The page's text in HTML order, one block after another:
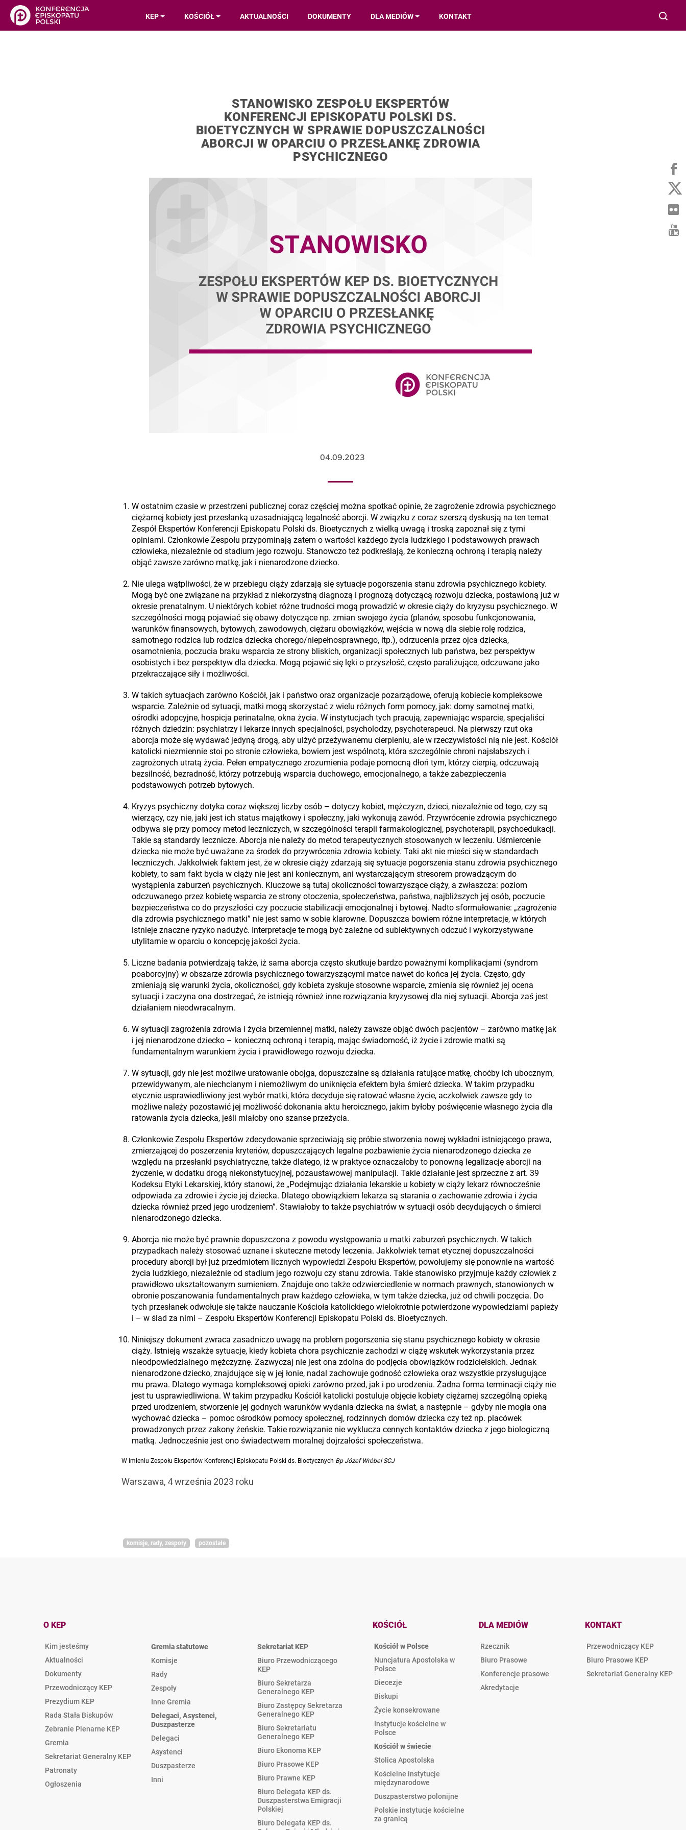
KEP KOŚCIÓŁ AKTUALNOŚCI DOKUMENTY DLA MEDIÓW KONTAKT
STANOWISKO ZESPOŁU EKSPERTÓW
KONFERENCJI EPISKOPATU POLSKI DS.
BIOETYCZNYCH W SPRAWIE DOPUSZCZALNOŚCI
ABORCJI W OPARCIU O PRZESŁANKĘ ZDROWIA
PSYCHICZNEGO
W ostatnim czasie w przestrzeni publicznej coraz częściej można spotkać opinie, że zagrożenie zdrowia psychicznego
ciężarnej kobiety jest przesłanką uzasadniającą legalność aborcji. W związku z coraz szerszą dyskusją na ten temat
Zespół Ekspertów Konferencji Episkopatu Polski ds. Bioetycznych z wielką uwagą i troską zapoznał się z tymi
opiniami. Członkowie Zespołu przypominają zatem o wartości każdego życia ludzkiego i podstawowych prawach
człowieka, niezależnie od stadium jego rozwoju. Stanowczo też podkreślają, że konieczną ochroną i terapią należy
objąć zawsze zarówno matkę, jak i nienarodzone dziecko.
Nie ulega wątpliwości, że w przebiegu ciąży zdarzają się sytuacje pogorszenia stanu zdrowia psychicznego kobiety.
Mogą być one związane na przykład z niekorzystną diagnozą i prognozą dotyczącą rozwoju dziecka, postawioną już w
okresie prenatalnym. U niektórych kobiet różne trudności mogą prowadzić w okresie ciąży do kryzysu psychicznego. W
szczególności mogą pojawiać się obawy dotyczące np. zmian swojego życia (planów, sposobu funkcjonowania,
warunków finansowych, bytowych, zawodowych, ciężaru obowiązków, wejścia w nową dla siebie rolę rodzica,
samotnego rodzica lub rodzica dziecka chorego/niepełnosprawnego, itp.), odrzucenia przez ojca dziecka,
osamotnienia, poczucia braku wsparcia ze strony bliskich, organizacji społecznych lub państwa, bez perspektyw
osobistych i bez perspektyw dla dziecka. Mogą pojawić się lęki o przyszłość, często paraliżujące, odczuwane jako
przekraczające siły i możliwości.
W takich sytuacjach zarówno Kościół, jak i państwo oraz organizacje pozarządowe, oferują kobiecie kompleksowe
wsparcie. Zależnie od sytuacji, matki mogą skorzystać z wielu różnych form pomocy, jak: domy samotnej matki,
ośrodki adopcyjne, hospicja perinatalne, okna życia. W instytucjach tych pracują, zapewniając wsparcie, specjaliści
różnych dziedzin: psychiatrzy i lekarze innych specjalności, psycholodzy, psychoterapeuci. Na pierwszy rzut oka
aborcja może się wydawać jedyną drogą, aby ulżyć przeżywanemu cierpieniu, ale w rzeczywistości nią nie jest. Kościół
katolicki niezmiennie stoi po stronie człowieka, bowiem jest wspólnotą, która szczególnie chroni najsłabszych i
zagrożonych utratą życia. Pełen empatycznego zrozumienia podaje pomocną dłoń tym, którzy cierpią, odczuwają
bezsilność, bezradność, którzy potrzebują wsparcia duchowego, emocjonalnego, a także zabezpieczenia
podstawowych potrzeb bytowych.
Kryzys psychiczny dotyka coraz większej liczby osób – dotyczy kobiet, mężczyzn, dzieci, niezależnie od tego, czy są
wierzący, czy nie, jaki jest ich status majątkowy i społeczny, jaki wykonują zawód. Przywrócenie zdrowia psychicznego
odbywa się przy pomocy metod leczniczych, w szczególności terapii farmakologicznej, psychoterapii, psychoedukacji.
Takie są standardy lecznicze. Aborcja nie należy do metod terapeutycznych stosowanych w leczeniu. Uśmiercenie
dziecka nie może być uważane za środek do przywrócenia zdrowia kobiety. Taki akt nie mieści się w standardach
leczniczych. Jakkolwiek faktem jest, że w okresie ciąży zdarzają się sytuacje pogorszenia stanu zdrowia psychicznego
kobiety, to sam fakt bycia w ciąży nie jest ani koniecznym, ani wystarczającym stresorem prowadzącym do
wystąpienia zaburzeń psychicznych. Kluczowe są tutaj okoliczności towarzyszące ciąży, a zwłaszcza: poziom
odczuwanego przez kobietę wsparcia ze strony otoczenia, społeczeństwa, państwa, najbliższych jej osób, poczucie
bezpieczeństwa co do przyszłości czy poczucie stabilizacji emocjonalnej i bytowej. Nadto sformułowanie: „zagrożenie
dla zdrowia psychicznego matki” nie jest samo w sobie klarowne. Dopuszcza bowiem różne interpretacje, w których
istnieje znaczne ryzyko nadużyć. Interpretacje te mogą być zależne od subiektywnych odczuć i wykorzystywane
utylitarnie w oparciu o koncepcję jakości życia.
Liczne badania potwierdzają także, iż sama aborcja często skutkuje bardzo poważnymi komplikacjami (syndrom
poaborcyjny) w obszarze zdrowia psychicznego towarzyszącymi matce nawet do końca jej życia. Często, gdy
zmieniają się warunki życia, okoliczności, gdy kobieta zyskuje stosowne wsparcie, zmienia się również jej ocena
sytuacji i zaczyna ona dostrzegać, że istnieją również inne rozwiązania kryzysowej dla niej sytuacji. Aborcja zaś jest
działaniem nieodwracalnym.
W sytuacji zagrożenia zdrowia i życia brzemiennej matki, należy zawsze objąć dwóch pacjentów – zarówno matkę jak
i jej nienarodzone dziecko – konieczną ochroną i terapią, mając świadomość, iż życie i zdrowie matki są
fundamentalnym warunkiem życia i prawidłowego rozwoju dziecka.
W sytuacji, gdy nie jest możliwe uratowanie obojga, dopuszczalne są działania ratujące matkę, choćby ich ubocznym,
przewidywanym, ale niechcianym i niemożliwym do uniknięcia efektem była śmierć dziecka. W takim przypadku
etycznie usprawiedliwiony jest wybór matki, która decyduje się ratować własne życie, aczkolwiek zawsze gdy to
możliwe należy pozostawić jej możliwość dokonania aktu heroicznego, jakim byłoby poświęcenie własnego życia dla
ratowania życia dziecka, jeśli miałoby ono szanse przeżycia.
Członkowie Zespołu Ekspertów zdecydowanie sprzeciwiają się próbie stworzenia nowej wykładni istniejącego prawa,
zmierzającej do poszerzenia kryteriów, dopuszczających legalne pozbawienie życia nienarodzonego dziecka ze
względu na przesłanki psychiatryczne, także dlatego, iż w praktyce oznaczałoby to ponowną legalizację aborcji na
życzenie, w dodatku drogą niekonstytucyjnej, pozaustawowej manipulacji. Takie działanie jest sprzeczne z art. 39
Kodeksu Etyki Lekarskiej, który stanowi, że „Podejmując działania lekarskie u kobiety w ciąży lekarz równocześnie
odpowiada za zdrowie i życie jej dziecka. Dlatego obowiązkiem lekarza są starania o zachowanie zdrowia i życia
dziecka również przed jego urodzeniem”. Stawiałoby to także psychiatrów w sytuacji osób decydujących o śmierci
nienarodzonego dziecka.
Aborcja nie może być prawnie dopuszczona z powodu występowania u matki zaburzeń psychicznych. W takich
przypadkach należy stosować uznane i skuteczne metody leczenia. Jakkolwiek temat etycznej dopuszczalności
procedury aborcji był już przedmiotem licznych wypowiedzi Zespołu Ekspertów, powołujemy się ponownie na wartość
życia ludzkiego, niezależnie od stadium jego rozwoju czy stanu zdrowia. Takie stanowisko przyjmuje każdy człowiek z
prawidłowo ukształtowanym sumieniem. Znajduje ono także odzwierciedlenie w normach prawnych, stanowionych w
obronie poszanowania fundamentalnych praw każdego człowieka, w tym także dziecka, już od chwili poczęcia. Do
tych przesłanek odwołuje się także nauczanie Kościoła katolickiego wielokrotnie potwierdzone wypowiedziami papieży
i – w ślad za nimi – Zespołu Ekspertów Konferencji Episkopatu Polski ds. Bioetycznych.
Niniejszy dokument zwraca zasadniczo uwagę na problem pogorszenia się stanu psychicznego kobiety w okresie
ciąży. Istnieją wszakże sytuacje, kiedy kobieta chora psychicznie zachodzi w ciążę wskutek wykorzystania przez
nieodpowiedzialnego mężczyznę. Zazwyczaj nie jest ona zdolna do podjęcia obowiązków rodzicielskich. Jednak
nienarodzone dziecko, znajdujące się w jej łonie, nadal zachowuje godność człowieka oraz wszystkie przysługujące
mu prawa. Dlatego wymaga kompleksowej opieki zarówno przed, jak i po urodzeniu. Żadna forma terminacji ciąży nie
jest tu usprawiedliwiona. W takim przypadku Kościół katolicki postuluje objęcie kobiety ciężarnej szczególną opieką
przed urodzeniem, stworzenie jej godnych warunków wydania dziecka na świat, a następnie – gdyby nie mogła ona
wychować dziecka – pomoc ośrodków pomocy społecznej, rodzinnych domów dziecka czy też np. placówek
prowadzonych przez zakony żeńskie. Takie rozwiązanie nie wyklucza cennych kontaktów dziecka z jego biologiczną
matką. Jednocześnie jest ono świadectwem moralnej dojrzałości społeczeństwa.
W imieniu Zespołu Ekspertów Konferencji Episkopatu Polski ds. Bioetycznych Bp Józef Wróbel SCJ
Warszawa, 4 września 2023 roku
04.09.2023
komisje, rady, zespoły pozostałe
O KEP
Kim jesteśmy
Aktualności
Dokumenty
Przewodniczący KEP
Prezydium KEP
Rada Stała Biskupów
Zebranie Plenarne KEP
Gremia
Sekretariat Generalny KEP
Patronaty
Ogłoszenia
Gremia statutowe
Komisje
Rady
Zespoły
Inne Gremia
Delegaci, Asystenci,
Duszpasterze
Delegaci
Asystenci
Duszpasterze
Inni
Sekretariat KEP
Biuro Przewodniczącego
KEP
Biuro Sekretarza
Generalnego KEP
Biuro Zastępcy Sekretarza
Generalnego KEP
Biuro Sekretariatu
Generalnego KEP
Biuro Ekonoma KEP
Biuro Prasowe KEP
Biuro Prawne KEP
Biuro Delegata KEP ds.
Duszpasterstwa Emigracji
Polskiej
Biuro Delegata KEP ds.
KOŚCIÓŁ
Kościół w Polsce
Nuncjatura Apostolska w
Polsce
Diecezje
Biskupi
Życie konsekrowane
Instytucje kościelne w
Polsce
Kościół w świecie
Stolica Apostolska
Kościelne instytucje
międzynarodowe
Duszpasterstwo polonijne
Polskie instytucje kościelne
za granicą
DLA MEDIÓW
Rzecznik
Biuro Prasowe
Konferencje prasowe
Akredytacje
KONTAKT
Przewodniczący KEP
Biuro Prasowe KEP
Sekretariat Generalny KEP